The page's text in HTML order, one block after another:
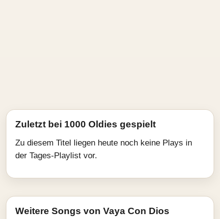
Zuletzt bei 1000 Oldies gespielt
Zu diesem Titel liegen heute noch keine Plays in
der Tages-Playlist vor.
Weitere Songs von Vaya Con Dios